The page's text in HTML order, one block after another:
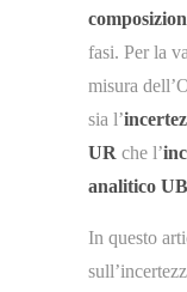
fasi. Per la
misura
sia l’
UR che l’
analitico UB
In questo